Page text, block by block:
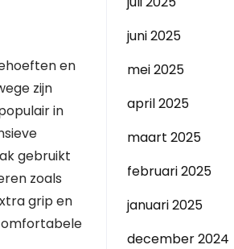
en
zijn
in
gebruikt
zoals
grip en
juni 2025
mei 2025
april 2025
maart 2025
februari 2025
januari 2025
december 2024